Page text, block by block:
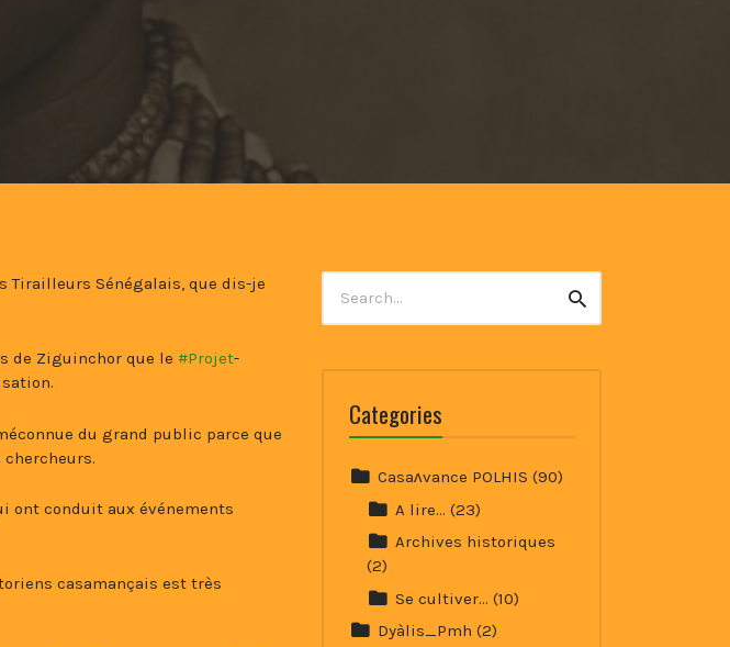
Tirailleurs Sénégalais, que dis-je
de Ziguinchor que le #Projet-
du grand public parce que
ont conduit aux événements
casamançais est très
for:
Search
Categories
Casaʌvance POLHIS (90)
A lire… (23)
Archives historiques
(2)
Se cultiver… (10)
Dyàlis_Pmh (2)